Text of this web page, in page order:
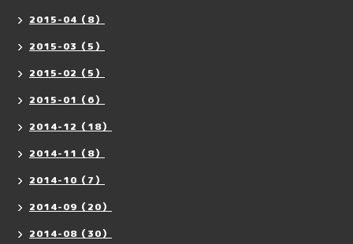
2015-04（8）
2015-03（5）
2015-02（5）
2015-01（6）
2014-12（18）
2014-11（8）
2014-10（7）
2014-09（20）
2014-08（30）